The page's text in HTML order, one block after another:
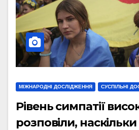
МІЖНАРОДНІ ДОСЛІДЖЕННЯ СУСПІЛЬНІ
Рівень симпатії
розповіли, наскільки